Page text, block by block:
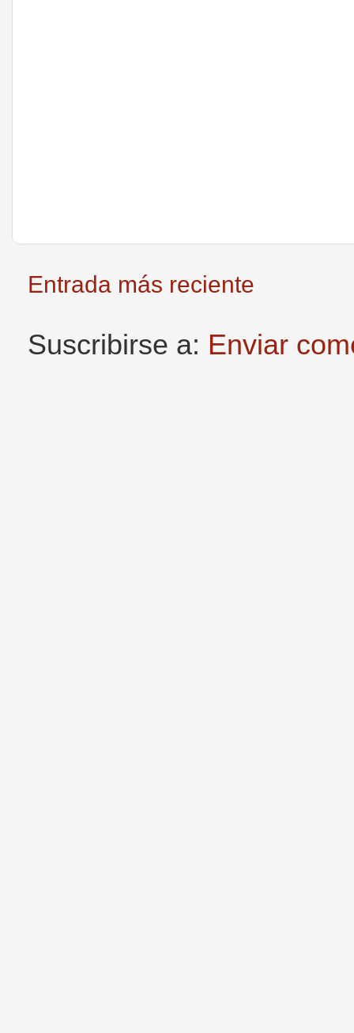
Entrada más reciente
Suscribirse a: Enviar